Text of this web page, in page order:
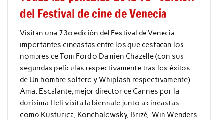
del Festival de cine de Venecia
Visitan una 73º edición del Festival de Venecia
importantes cineastas entre los que destacan los
nombres de Tom Ford o Damien Chazelle (con sus
segundas películas respectivamente tras los éxitos
de Un hombre soltero y Whiplash respectivamente).
Amat Escalante, mejor director de Cannes por la
durísima Heli visita la biennale junto a cineastas
como Kusturica, Konchalowsky, Brizé, Win Wenders.